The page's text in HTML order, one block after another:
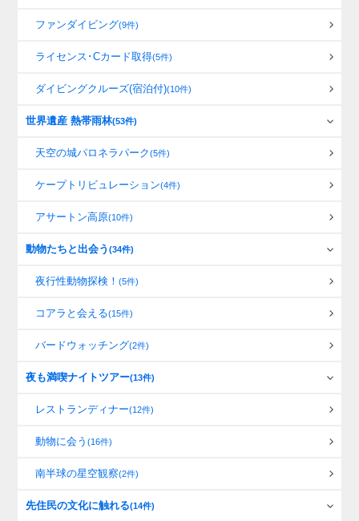
ファンダイビング(9件)
ライセンス･Cカード取得(5件)
ダイビングクルーズ(宿泊付)(10件)
世界遺産 熱帯雨林(53件)
天空の城パロネラパーク(5件)
ケープトリビュレーション(4件)
アサートン高原(10件)
動物たちと出会う(34件)
夜行性動物探検！(5件)
コアラと会える(15件)
バードウォッチング(2件)
夜も満喫ナイトツアー(13件)
レストランディナー(12件)
動物に会う(16件)
南半球の星空観察(2件)
先住民の文化に触れる(14件)